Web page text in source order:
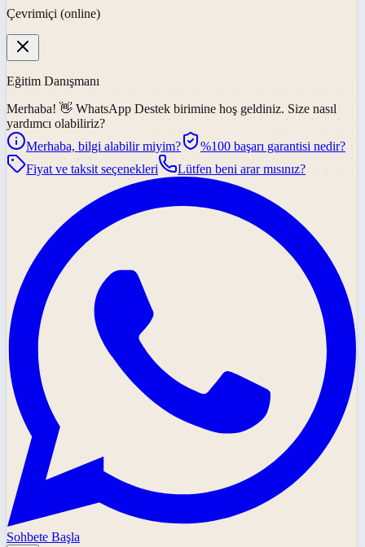
Çevrimiçi (online)
Eğitim Danışmanı
Merhaba! 👋 WhatsApp Destek birimine hoş geldiniz. Size nasıl
yardımcı olabiliriz?
Merhaba, bilgi alabilir miyim?
%100 başarı garantisi nedir?
Fiyat ve taksit seçenekleri
Lütfen beni arar mısınız?
Sohbete Başla